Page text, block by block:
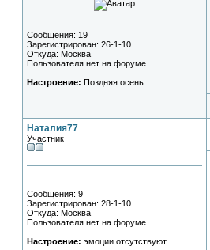
Сообщения: 19
Зарегистрирован: 26-1-10
Откуда: Москва
Пользователя нет на форуме
Настроение: Поздняя осень
Наталия77
Участник
Сообщения: 9
Зарегистрирован: 28-1-10
Откуда: Москва
Пользователя нет на форуме
Настроение: эмоции отсутствуют